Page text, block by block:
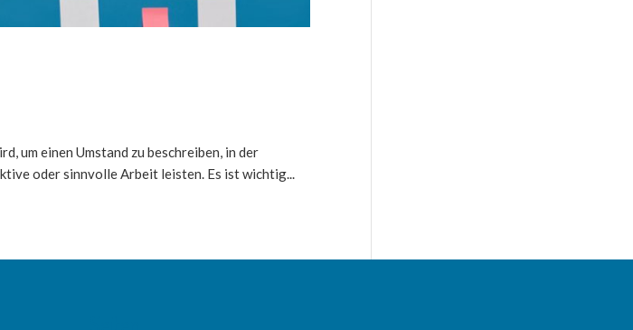
um einen Umstand zu beschreiben, in der
oder sinnvolle Arbeit leisten. Es ist wichtig...